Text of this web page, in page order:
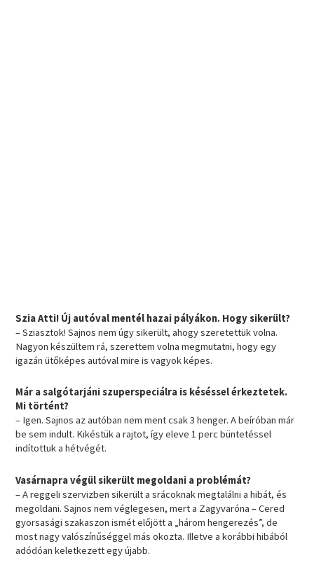
Szia Atti! Új autóval mentél hazai pályákon. Hogy sikerült?
– Sziasztok! Sajnos nem úgy sikerült, ahogy szeretettük volna.
Nagyon készültem rá, szerettem volna megmutatni, hogy egy
igazán ütőképes autóval mire is vagyok képes.
Már a salgótarjáni szuperspeciálra is késéssel érkeztetek.
Mi történt?
– Igen. Sajnos az autóban nem ment csak 3 henger. A beíróban már
be sem indult. Kikéstük a rajtot, így eleve 1 perc büntetéssel
indítottuk a hétvégét.
Vasárnapra végül sikerült megoldani a problémát?
– A reggeli szervizben sikerült a srácoknak megtalálni a hibát, és
megoldani. Sajnos nem véglegesen, mert a Zagyvaróna – Cered
gyorsasági szakaszon ismét előjött a „három hengerezés”, de
most nagy valószínűséggel más okozta. Illetve a korábbi hibából
adódóan keletkezett egy újabb.